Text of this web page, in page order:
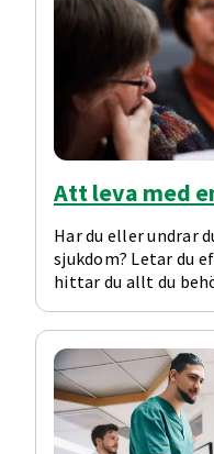
Att leva med
Har du eller undrar
sjukdom? Letar du
hittar du allt du